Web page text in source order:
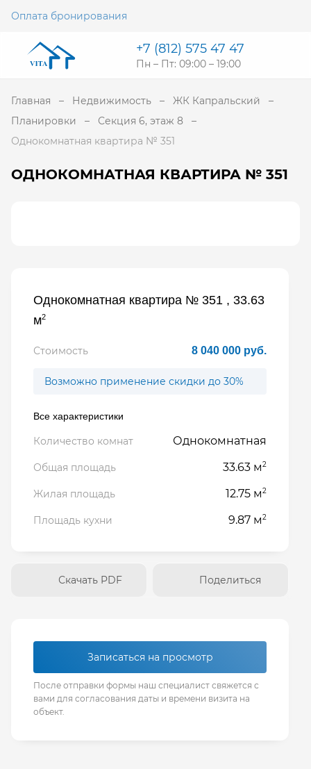
Оплата бронирования
+7 (812) 575 47 47
Пн – Пт: 09:00 – 19:00
Главная Недвижимость
ЖК Капральский
Планировки
Секция 6, этаж 8
Однокомнатная квартира № 351
ОДНОКОМНАТНАЯ КВАРТИРА № 351
Однокомнатная квартира № 351 , 33.63
м2
Стоимость 8 040 000 руб.
Возможно применение скидки до 30%
Все характеристики
Количество комнат Однокомнатная
Общая площадь 33.63 м2
Жилая площадь 12.75 м2
Площадь кухни 9.87 м2
Скачать PDF Поделиться
Записаться на просмотр
После отправки формы наш специалист свяжется с
вами для согласования даты и времени визита на
объект.